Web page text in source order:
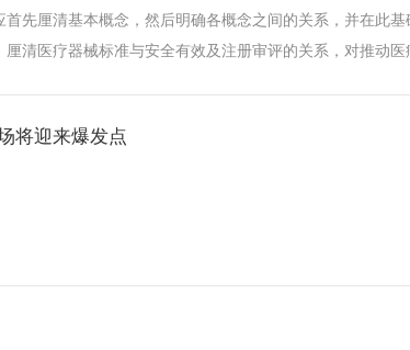
先厘清基本概念，然后明确各概念之间的关系，并在此
清医疗器械标准与安全有效及注册审评的关系，对推动医
将迎来爆发点